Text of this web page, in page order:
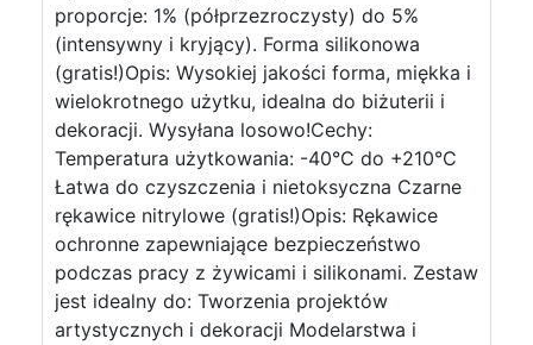
proporcje: 1% (półprzezroczysty) do 5%
(intensywny i kryjący). Forma silikonowa
(gratis!)Opis: Wysokiej jakości forma, miękka i
wielokrotnego użytku, idealna do biżuterii i
dekoracji. Wysyłana losowo!Cechy:
Temperatura użytkowania: -40°C do +210°C
Łatwa do czyszczenia i nietoksyczna Czarne
rękawice nitrylowe (gratis!)Opis: Rękawice
ochronne zapewniające bezpieczeństwo
podczas pracy z żywicami i silikonami. Zestaw
jest idealny do: Tworzenia projektów
artystycznych i dekoracji Modelarstwa i